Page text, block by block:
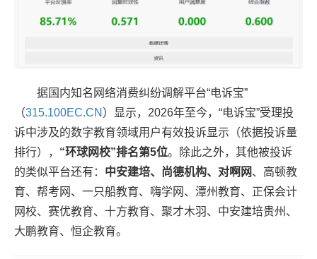
据国内知名网络消费纠纷调解平台“电诉宝”
（315.100EC.CN ）显示，2026年至今，“电诉宝”受理投
诉中涉及的数字教育领域用户有效投诉显示（依据投诉量
排行）， “环球网校”排名第5位。除此之外，其他被投诉
的类似平台还有： 中安建培、尚德机构、对啊网、高顿教
育、帮考网、一只船教育、嗨学网、潭州教育、正保会计
网校、赛优教育、十方教育、聚才木羽、中安建培贵州、
大鹏教育、恒企教育。